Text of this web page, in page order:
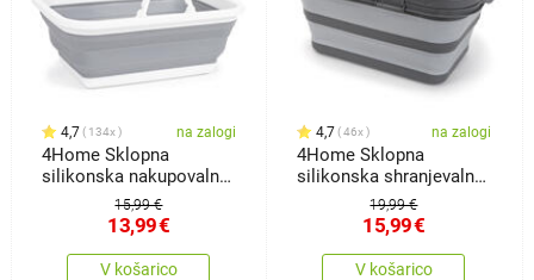
4,7 134x na zalogi
4Home Sklopna
silikonska nakupovalna
košaricaClean
15,99 €
13,99€
V košarico
4,7 46x na zalogi
4Home Sklopna
silikonska shranjevalna
škatla spokrovom
19,99 €
15,99€
V košarico